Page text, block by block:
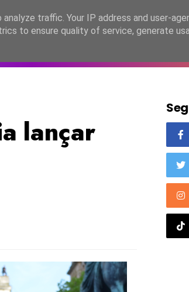
PORTUGAL LANÇAMENTOS ESPECIAIS
lançar
traffic. Your IP address and user-
to ensure quality of service, generate